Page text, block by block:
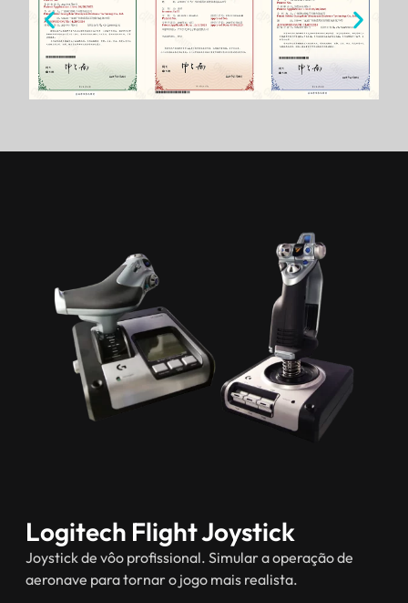
Logitech Flight Joystick
Joystick de vôo profissional. Simular a operação de
aeronave para tornar o jogo mais realista.